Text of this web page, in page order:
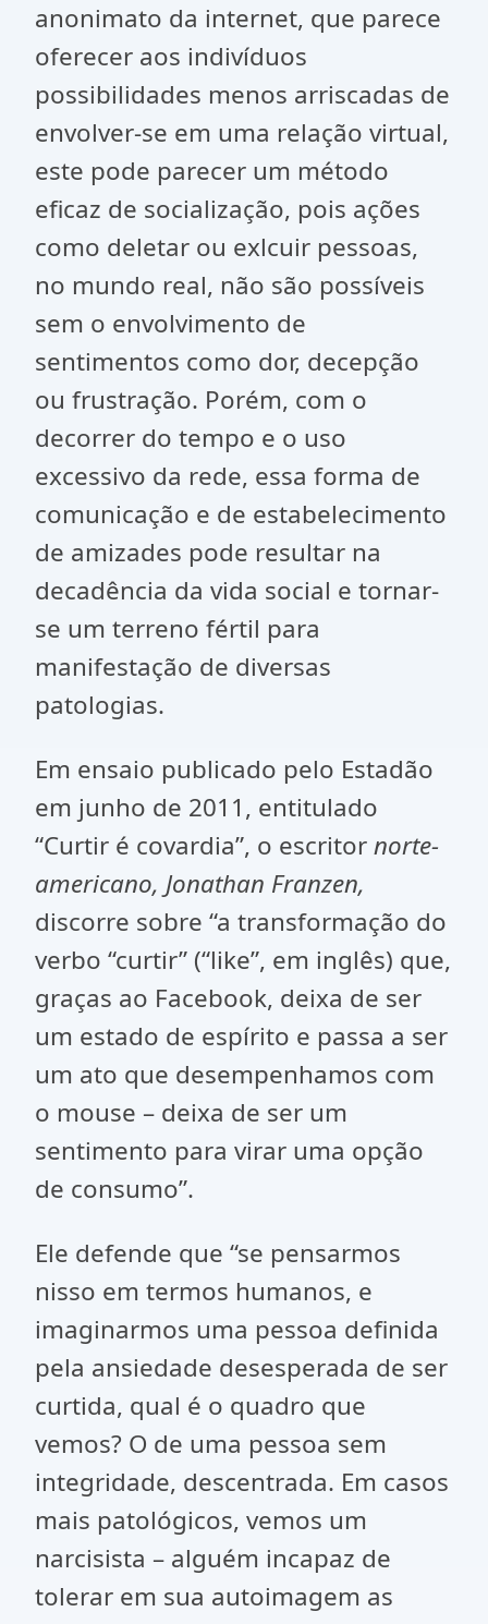
anonimato da internet, que parece
oferecer aos indivíduos
possibilidades menos arriscadas de
envolver-se em uma relação virtual,
este pode parecer um método
eficaz de socialização, pois ações
como deletar ou exlcuir pessoas,
no mundo real, não são possíveis
sem o envolvimento de
sentimentos como dor, decepção
ou frustração. Porém, com o
decorrer do tempo e o uso
excessivo da rede, essa forma de
comunicação e de estabelecimento
de amizades pode resultar na
decadência da vida social e tornar-
se um terreno fértil para
manifestação de diversas
patologias.
Em ensaio publicado pelo Estadão
em junho de 2011, entitulado
“Curtir é covardia”, o escritornorte-
americano, Jonathan Franzen,
discorre sobre “a transformação do
verbo “curtir” (“like”, em inglês) que,
graças ao Facebook, deixa de ser
um estado de espírito e passa a ser
um ato que desempenhamos com
o mouse – deixa de ser um
sentimento para virar uma opção
de consumo”.
Ele defende que “se pensarmos
nisso em termos humanos, e
imaginarmos uma pessoa definida
pela ansiedade desesperada de ser
curtida, qual é o quadro que
vemos? O de uma pessoa sem
integridade, descentrada. Em casos
mais patológicos, vemos um
narcisista – alguém incapaz de
tolerar em sua autoimagem as